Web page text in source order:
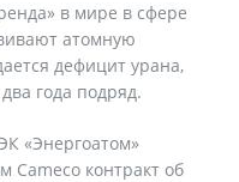
в мире в сфере
атомную
дефицит урана,
года подряд.
«Энергоатом»
Cameco контракт об